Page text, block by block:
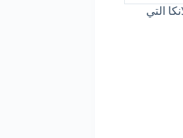
ثم سريلانكا التي